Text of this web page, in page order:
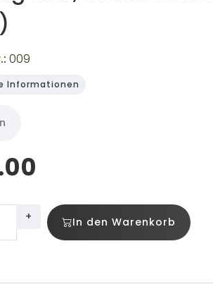
009
Informationen
+ In den Warenkorb